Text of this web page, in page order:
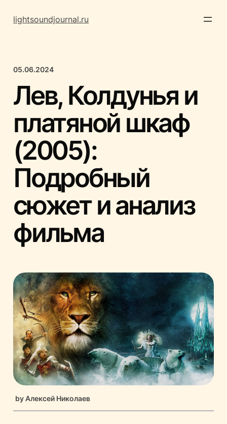
содержимому
lightsoundjournal.ru
05.06.2024
Лев, Колдунья и
платяной шкаф
(2005):
Подробный
сюжет и анализ
фильма
by Алексей Николаев